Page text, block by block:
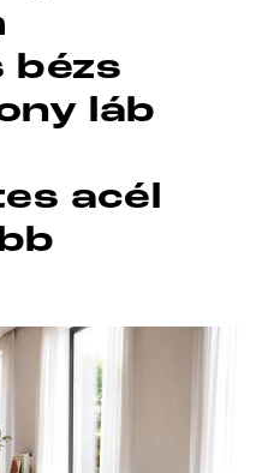
bézs
láb
acél